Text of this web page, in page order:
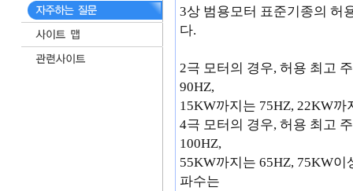
3상 범용모터 표준기종의 허
다.
2극 모터의 경우, 허용 최고
90HZ,
15KW까지는 75HZ, 22KW
4극 모터의 경우, 허용 최고
100HZ,
55KW까지는 65HZ, 75KW
파수는